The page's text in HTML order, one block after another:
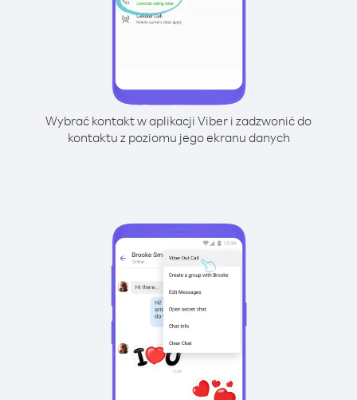
Wybrać kontakt w aplikacji Viber i zadzwonić do
kontaktu z poziomu jego ekranu danych